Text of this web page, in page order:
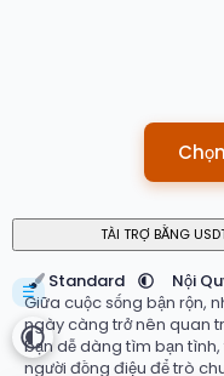
Standard Nội
Giữa cuộc sống bận rộn,
ngày càng trở nên quan
bạn dễ dàng tìm bạn
người đồng điệu để trò
☰